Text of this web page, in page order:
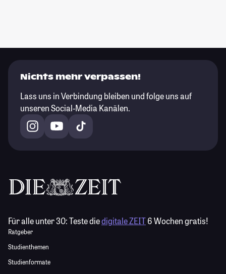
Nichts mehr verpassen!
Lass uns in Verbindung bleiben und folge uns auf
unseren Social-Media Kanälen.
Für alle unter 30:Teste diedigitale ZEIT6 Wochen gratis!
Ratgeber
Studienthemen
Studienformate